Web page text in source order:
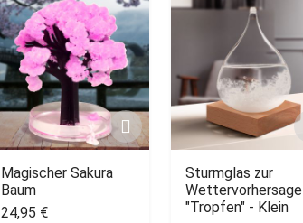
Magischer Sakura
Baum
24,95 €
Sturmglas zur
Wettervorhersage
"Tropfen" - Klein